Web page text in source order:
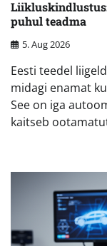
puhul teadma
5. Aug 2026
Eesti teedel
midagi enamat
See on iga
kaitseb